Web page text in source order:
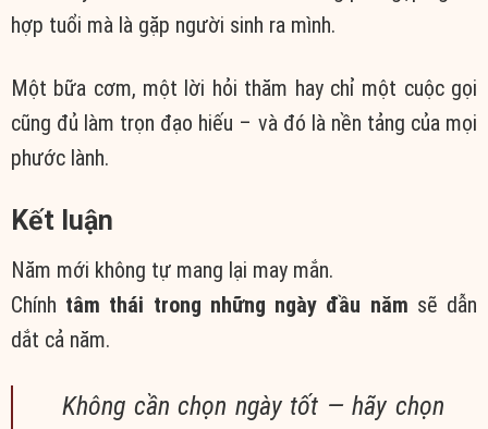
hợp tuổi mà là gặp người sinh ra mình.
Một bữa cơm, một lời hỏi thăm hay chỉ một cuộc gọi
cũng đủ làm trọn đạo hiếu – và đó là nền tảng của mọi
phước lành.
Kết luận
Năm mới không tự mang lại may mắn.
Chính tâm thái trong những ngày đầu năm sẽ dẫn
dắt cả năm.
Không cần chọn ngày tốt — hãy chọn